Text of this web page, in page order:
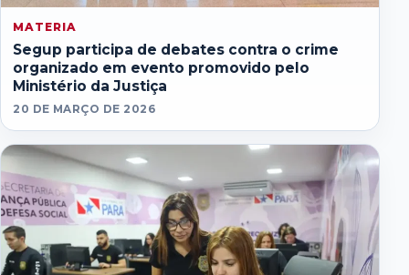
MATERIA
Segup participa de debates contra o crime
organizado em evento promovido pelo
Ministério da Justiça
20 DE MARÇO DE 2026